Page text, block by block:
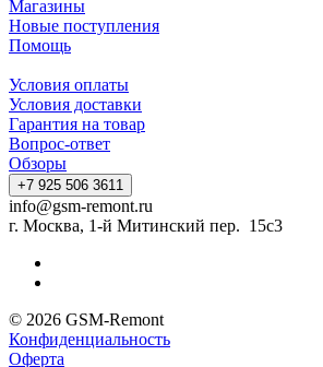
Магазины
Новые поступления
Помощь
Условия оплаты
Условия доставки
Гарантия на товар
Вопрос-ответ
Обзоры
+7 925 506 3611
info@gsm-remont.ru
г. Москва, 1-й Митинский пер. 15с3
© 2026 GSM-Remont
Конфиденциальность
Оферта